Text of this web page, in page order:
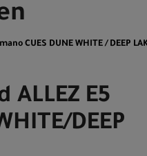
CUES DUNE WHITE / DEEP
ALLEZ E5
DEEP